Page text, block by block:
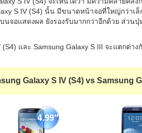
S IV (S4) นั้น มีขนาดหน้าจอที่ใหญ่กว่าเ
นจอแสดงผล ยังรองรับมากกว่าอีกด้วย ส่วน
(S4) และ Samsung Galaxy S III จะแตกต่า
Galaxy S IV (S4) vs Samsung